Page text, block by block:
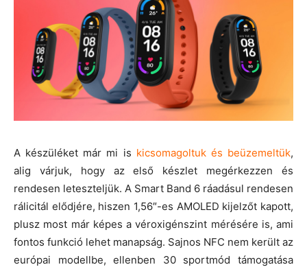
A készüléket már mi is kicsomagoltuk és beüzemeltük,
alig várjuk, hogy az első készlet megérkezzen és
rendesen leteszteljük. A Smart Band 6 ráadásul rendesen
rálicitál elődjére, hiszen 1,56″-es AMOLED kijelzőt kapott,
plusz most már képes a véroxigénszint mérésére is, ami
fontos funkció lehet manapság. Sajnos NFC nem került az
európai modellbe, ellenben 30 sportmód támogatása